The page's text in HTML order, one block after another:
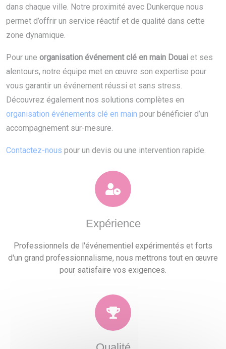
dans chaque ville. Notre proximité avec Dunkerque nous
permet d’offrir un service réactif et de qualité dans cette
zone dynamique.
Pour une organisation événement clé en main Douai et ses
alentours, notre équipe met en œuvre son expertise pour
vous garantir un événement réussi et sans stress.
Découvrez également nos solutions complètes en
organisation événements clé en main pour bénéficier d’un
accompagnement sur-mesure.
Contactez-nous pour un devis ou une intervention rapide.
Expérience
Professionnels de l'événementiel expérimentés et forts
d'un grand professionnalisme, nous mettrons tout en œuvre
pour satisfaire vos exigences.